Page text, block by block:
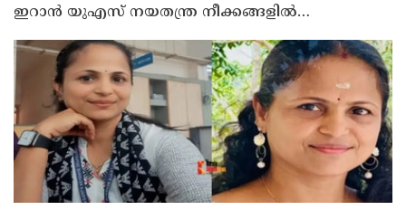
ഇറാന്‍ യുഎസ് നയതന്ത്ര നീക്കങ്ങളില്‍